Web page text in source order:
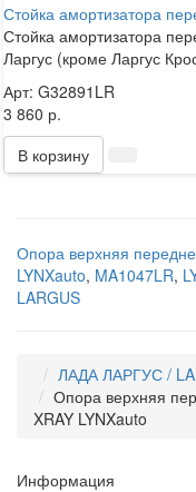
Стойка амортизатора
Стойка амортизатора
Ларгус (кроме Ларгус
Арт: G32891LR
3 860 р.
В корзину
Опора верхняя
LYNXauto, MA1047LR,
LARGUS
ЛАДА ЛАРГУС /
Опора верхняя
XRAY LYNXauto
Информация